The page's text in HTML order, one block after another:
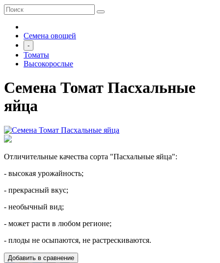
Семена овощей
-
Томаты
Высокорослые
Семена Томат Пасхальные
яйца
Отличительные качества сорта "Пасхальные яйца":
- высокая урожайность;
- прекрасный вкус;
- необычный вид;
- может расти в любом регионе;
- плоды не осыпаются, не растрескиваются.
Добавить в сравнение